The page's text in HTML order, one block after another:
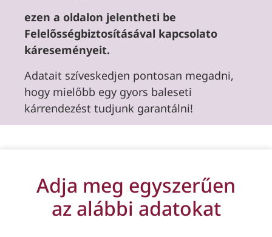
ezen a oldalon jelentheti be
Felelősségbiztosításával kapcsolato
káreseményeit.
Adatait szíveskedjen pontosan megadni,
hogy mielőbb egy gyors baleseti
kárrendezést tudjunk garantálni!
Adja meg egyszerűen
az alábbi adatokat